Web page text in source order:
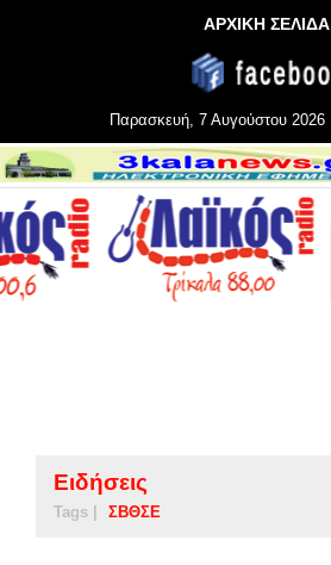
ΑΡΧΙΚΗ ΣΕΛΙΔΑ
Παρασκευή, 7 Αυγούστου 2026
Ειδήσεις
Tags | ΣΒΘΣΕ